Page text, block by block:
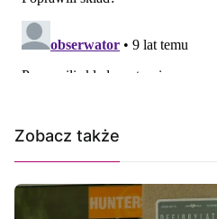
Zobacz także